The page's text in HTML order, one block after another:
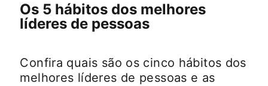
Os 5 hábitos dos melhores
líderes de pessoas
Confira quais são os cinco hábitos dos
melhores líderes de pessoas e as